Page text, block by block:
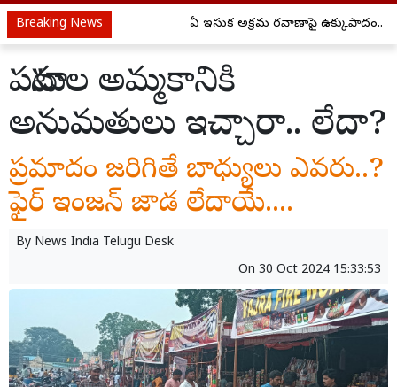
Breaking News ఏపీ ఇసుక అక్రమ రవాణాపై ఉక్కుపాదం..
పటాసుల అమ్మకానికి
అనుమతులు ఇచ్చారా.. లేదా?
ప్రమాదం జరిగితే బాధ్యులు ఎవరు..?
ఫైర్ ఇంజన్ జాడ లేదాయే....
By News India Telugu Desk
On 30 Oct 2024 15:33:53